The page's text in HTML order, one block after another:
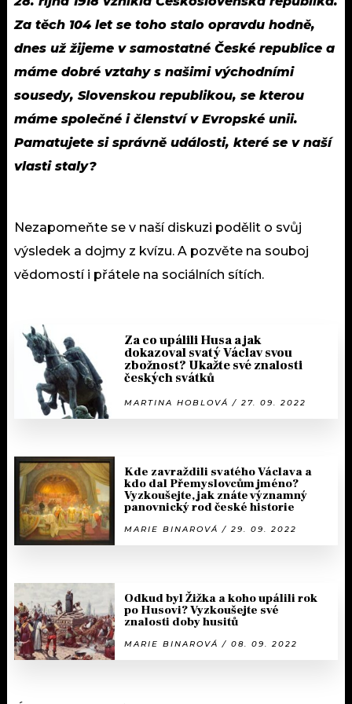
Za těch 104 let se toho stalo opravdu hodně,
dnes už žijeme v samostatné České republice a
máme dobré vztahy s našimi východními
sousedy, Slovenskou republikou, se kterou
máme společné i členství v Evropské unii.
Pamatujete si správně události, které se v naší
vlasti staly?
Nezapomeňte se v naší diskuzi podělit o svůj
výsledek a dojmy z kvízu. A pozvěte na souboj
vědomostí i přátele na sociálních sítích.
Za co upálili Husa a jak
dokazoval svatý Václav svou
zbožnost? Ukažte své znalosti
českých svátků
MARTINA HOBLOVÁ / 27. 09. 2022
Kde zavraždili svatého Václava a
kdo dal Přemyslovcům jméno?
Vyzkoušejte, jak znáte významný
panovnický rod české historie
MARIE BINAROVÁ / 29. 09. 2022
Odkud byl Žižka a koho upálili rok
po Husovi? Vyzkoušejte své
znalosti doby husitů
MARIE BINAROVÁ / 08. 09. 2022